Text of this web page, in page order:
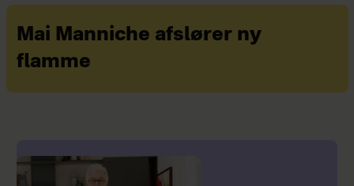
Mai Manniche afslører ny
flamme